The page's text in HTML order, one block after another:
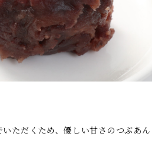
ただくため、優しい甘さのつぶあん